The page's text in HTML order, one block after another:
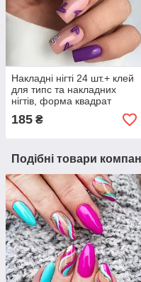
Накладні нігті 24 шт.+ клей
для типс та накладних
нігтів, форма квадрат
185 ₴
Подібні товари